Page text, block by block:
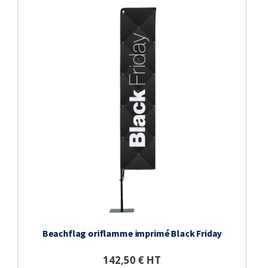
Beachflag oriflamme imprimé Black Friday
142,50 € HT